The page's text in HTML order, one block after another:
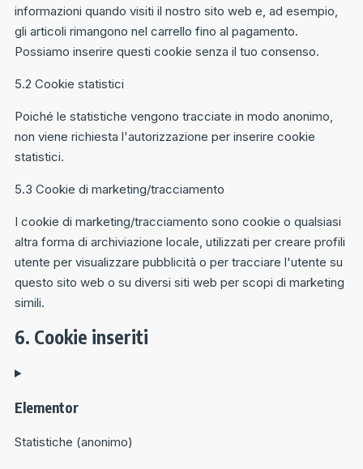
informazioni quando visiti il nostro sito web e, ad esempio,
gli articoli rimangono nel carrello fino al pagamento.
Possiamo inserire questi cookie senza il tuo consenso.
5.2 Cookie statistici
Poiché le statistiche vengono tracciate in modo anonimo,
non viene richiesta l'autorizzazione per inserire cookie
statistici.
5.3 Cookie di marketing/tracciamento
I cookie di marketing/tracciamento sono cookie o qualsiasi
altra forma di archiviazione locale, utilizzati per creare profili
utente per visualizzare pubblicità o per tracciare l'utente su
questo sito web o su diversi siti web per scopi di marketing
simili.
6. Cookie inseriti
Elementor
Statistiche (anonimo)